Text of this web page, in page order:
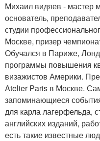
Михаил видяев - мастер
основатель,
студии
Москве, призер
Обучался в Париже,
программы повышения
визажистов Америки.
Atelier Paris в Москве.
запоминающиеся
для карла лагерфельда,
английских изданий,
есть такие известные